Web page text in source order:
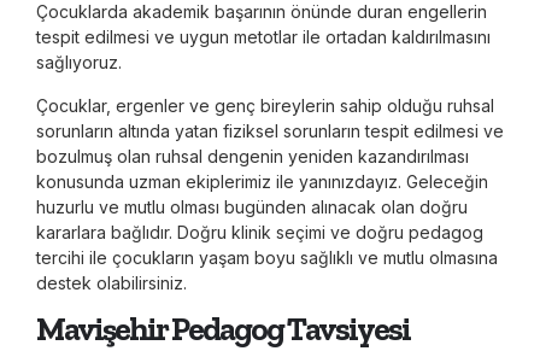
Çocuklarda akademik başarının önünde duran engellerin
tespit edilmesi ve uygun metotlar ile ortadan kaldırılmasını
sağlıyoruz.
Çocuklar, ergenler ve genç bireylerin sahip olduğu ruhsal
sorunların altında yatan fiziksel sorunların tespit edilmesi ve
bozulmuş olan ruhsal dengenin yeniden kazandırılması
konusunda uzman ekiplerimiz ile yanınızdayız. Geleceğin
huzurlu ve mutlu olması bugünden alınacak olan doğru
kararlara bağlıdır. Doğru klinik seçimi ve doğru pedagog
tercihi ile çocukların yaşam boyu sağlıklı ve mutlu olmasına
destek olabilirsiniz.
Mavişehir Pedagog Tavsiyesi